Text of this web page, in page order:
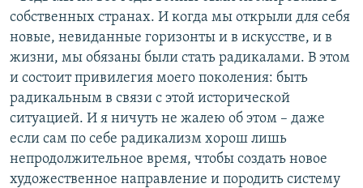
собственных странах. И когда мы открыли для себя
новые, невиданные горизонты и в искусстве, и в
жизни, мы обязаны были стать радикалами. В этом
и состоит привилегия моего поколения: быть
радикальным в связи с этой исторической
ситуацией. И я ничуть не жалею об этом – даже
если сам по себе радикализм хорош лишь
непродолжительное время, чтобы создать новое
художественное направление и породить систему